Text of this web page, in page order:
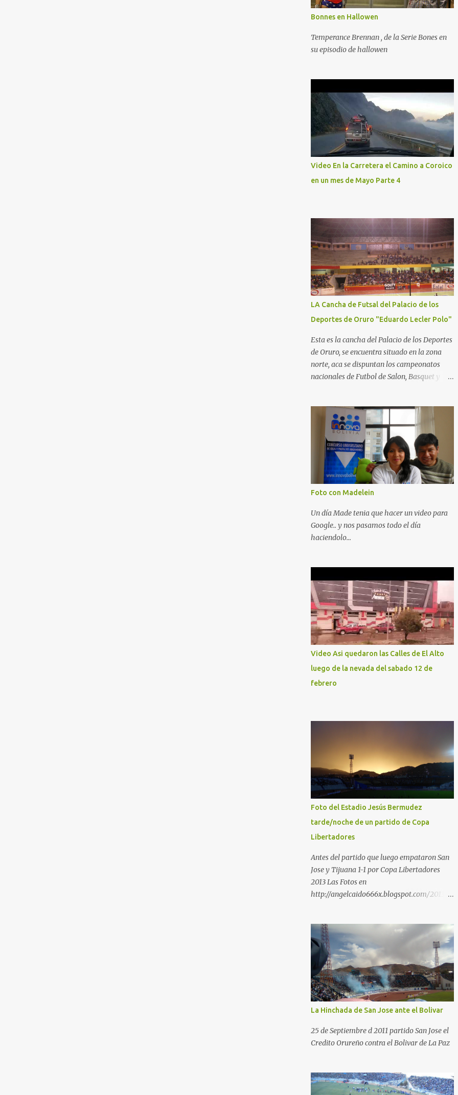
Bonnes en Hallowen
Temperance Brennan , de la Serie Bones en
su episodio de hallowen
Video En la Carretera el Camino a Coroico
en un mes de Mayo Parte 4
LA Cancha de Futsal del Palacio de los
Deportes de Oruro "Eduardo Lecler Polo"
Esta es la cancha del Palacio de los Deportes
de Oruro, se encuentra situado en la zona
norte, aca se dispuntan los campeonatos
nacionales de Futbol de Salon, Basquet y
Foto con Madelein
Un día Made tenia que hacer un video para
Google.. y nos pasamos todo el día
haciendolo...
Video Asi quedaron las Calles de El Alto
luego de la nevada del sabado 12 de
febrero
Foto del Estadio Jesús Bermudez
tarde/noche de un partido de Copa
Libertadores
Antes del partido que luego empataron San
Jose y Tijuana 1-1 por Copa Libertadores
2013 Las Fotos en
http://angelcaido666x.blogspot.com/2013/0
La Hinchada de San Jose ante el Bolivar
25 de Septiembre d 2011 partido San Jose el
Credito Orureño contra el Bolivar de La Paz